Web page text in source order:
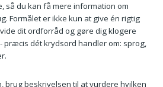
så du kan få mere information om
Formålet er ikke kun at give én rigtig
dit ordforråd og gøre dig klogere
præcis dét krydsord handler om: sprog,
brug beskrivelsen til at vurdere hvilken